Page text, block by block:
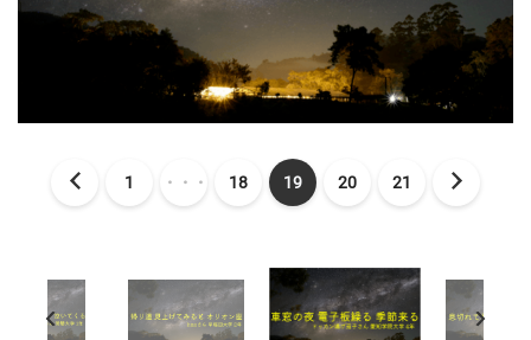
1 ・・・ 18 19 20 21